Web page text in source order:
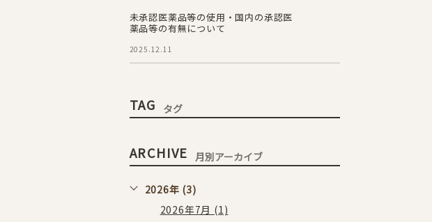
未承認医薬品等の使用・国内の承認医
薬品等の有無について
2025.12.11
TAG タグ
ARCHIVE 月別アーカイブ
2026年 (3)
2026年7月 (1)